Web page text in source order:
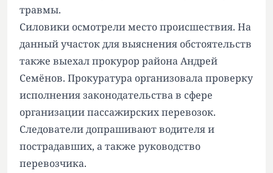
травмы.
Силовики осмотрели место происшествия. На
данный участок для выяснения обстоятельств
также выехал прокурор района Андрей
Семёнов. Прокуратура организовала проверку
исполнения законодательства в сфере
организации пассажирских перевозок.
Следователи допрашивают водителя и
пострадавших, а также руководство
перевозчика.